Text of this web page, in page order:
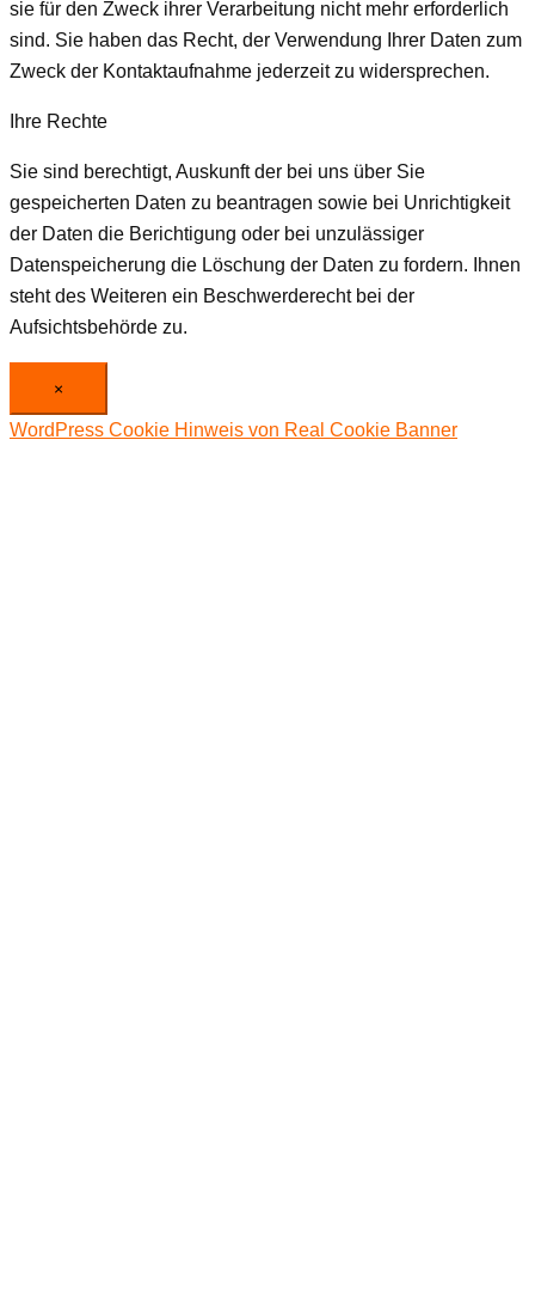
sie für den Zweck ihrer Verarbeitung nicht mehr erforderlich
sind. Sie haben das Recht, der Verwendung Ihrer Daten zum
Zweck der Kontaktaufnahme jederzeit zu widersprechen.
Ihre Rechte
Sie sind berechtigt, Auskunft der bei uns über Sie
gespeicherten Daten zu beantragen sowie bei Unrichtigkeit
der Daten die Berichtigung oder bei unzulässiger
Datenspeicherung die Löschung der Daten zu fordern. Ihnen
steht des Weiteren ein Beschwerderecht bei der
Aufsichtsbehörde zu.
×
WordPress Cookie Hinweis von Real Cookie Banner